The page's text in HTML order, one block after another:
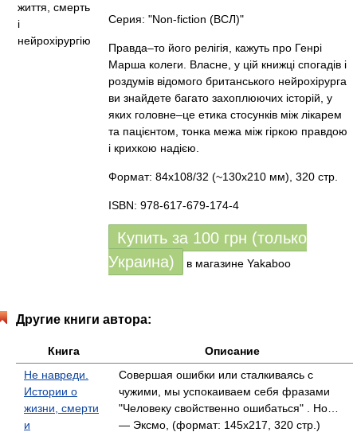
Серия: "Non-fiction (ВСЛ)"
Правда–то його релігія, кажуть про Генрі
Марша колеги. Власне, у цій книжці спогадів і
роздумів відомого британського нейрохірурга
ви знайдете багато захоплюючих історій, у
яких головне–це етика стосунків між лікарем
та пацієнтом, тонка межа між гіркою правдою
і крихкою надією.
Формат: 84х108/32 (~130x210 мм), 320 стр.
ISBN: 978-617-679-174-4
Купить за 100 грн (только
Украина)
в магазине Yakaboo
Другие книги автора:
Книга
Описание
Не навреди.
Истории о
жизни, смерти
и
Совершая ошибки или сталкиваясь с
чужими, мы успокаиваем себя фразами
"Человеку свойственно ошибаться" . Но…
— Эксмо, (формат: 145x217, 320 стр.)